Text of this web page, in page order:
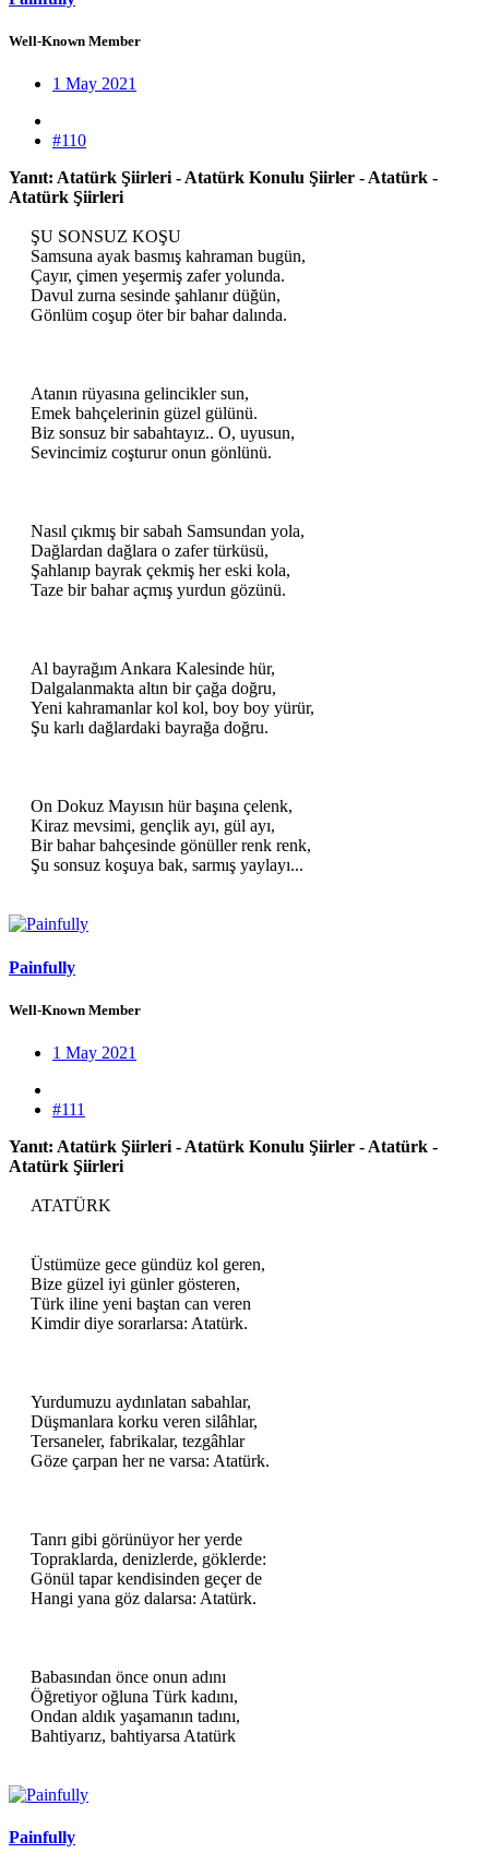
Well-Known Member
1 May 2021
#110
Yanıt: Atatürk Şiirleri - Atatürk Konulu Şiirler - Atatürk -
Atatürk Şiirleri
ŞU SONSUZ KOŞU
Samsuna ayak basmış kahraman bugün,
Çayır, çimen yeşermiş zafer yolunda.
Davul zurna sesinde şahlanır düğün,
Gönlüm coşup öter bir bahar dalında.
Atanın rüyasına gelincikler sun,
Emek bahçelerinin güzel gülünü.
Biz sonsuz bir sabahtayız.. O, uyusun,
Sevincimiz coşturur onun gönlünü.
Nasıl çıkmış bir sabah Samsundan yola,
Dağlardan dağlara o zafer türküsü,
Şahlanıp bayrak çekmiş her eski kola,
Taze bir bahar açmış yurdun gözünü.
Al bayrağım Ankara Kalesinde hür,
Dalgalanmakta altın bir çağa doğru,
Yeni kahramanlar kol kol, boy boy yürür,
Şu karlı dağlardaki bayrağa doğru.
On Dokuz Mayısın hür başına çelenk,
Kiraz mevsimi, gençlik ayı, gül ayı,
Bir bahar bahçesinde gönüller renk renk,
Şu sonsuz koşuya bak, sarmış yaylayı...
Painfully
Well-Known Member
1 May 2021
#111
Yanıt: Atatürk Şiirleri - Atatürk Konulu Şiirler - Atatürk -
Atatürk Şiirleri
ATATÜRK
Üstümüze gece gündüz kol geren,
Bize güzel iyi günler gösteren,
Türk iline yeni baştan can veren
Kimdir diye sorarlarsa: Atatürk.
Yurdumuzu aydınlatan sabahlar,
Düşmanlara korku veren silâhlar,
Tersaneler, fabrikalar, tezgâhlar
Göze çarpan her ne varsa: Atatürk.
Tanrı gibi görünüyor her yerde
Topraklarda, denizlerde, göklerde:
Gönül tapar kendisinden geçer de
Hangi yana göz dalarsa: Atatürk.
Babasından önce onun adını
Öğretiyor oğluna Türk kadını,
Ondan aldık yaşamanın tadını,
Bahtiyarız, bahtiyarsa Atatürk
Painfully